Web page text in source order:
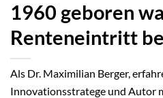
1960 geboren
Renteneintritt
Als Dr. Maximilian Berger,
Innovationsstratege und Autor